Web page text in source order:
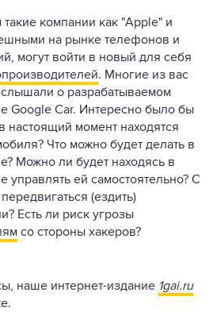
компании как "Apple" и
на рынке телефонов и
могут войти в новый для себя
. Многие из вас
о разрабатываемом
Google Car. Интересно было бы
настоящий момент находятся
Что можно будет делать в
Можно ли будет находясь в
управлять ей самостоятельно? С
(ездить)
Есть ли риск угрозы
со стороны хакеров?
наше интернет-издание 1gai.ru